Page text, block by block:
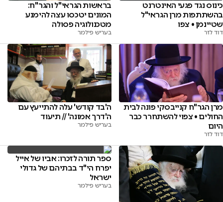
כינוס נגד פגעי האינטרנט
בהשתתפות מרן הגראי"ל
שטיינמן • צפו
דוד לזר
בראשות הגראי''ל והגר''ח:
המונים יטכסו עצה להימנע
מטכנולוגיה פסולה
בעריש פילמר
מרן הגר"ח קנייבסקי פונה לבית
החולים • צפוי להשתחרר כבר
היום
דוד לזר
ה'בד קודש' עלה להתייעץ עם
ה'דרך אמונה' // תיעוד
בעריש פילמר
ספר תורה לזכרו: אביו של אייל
יפרח הי"ד בבתיהם של גדולי
ישראל
בעריש פילמר